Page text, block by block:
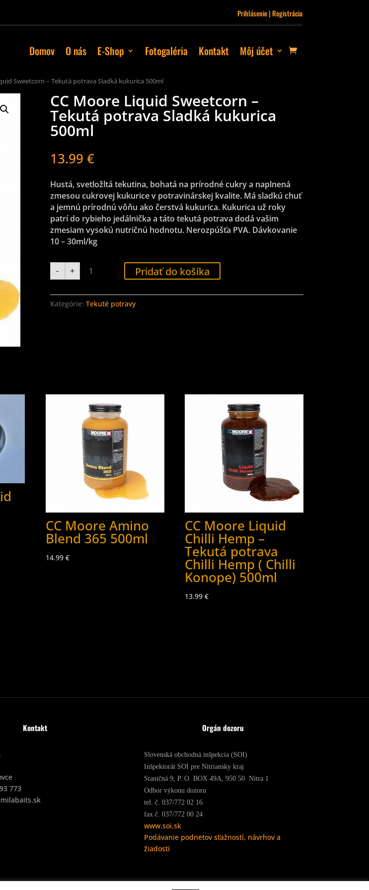
Prihlásenie | Registrácia
Domov O nás E-Shop Fotogaléria Kontakt Môj účet
Sweetcorn – Tekutá potrava Sladká kukurica 500ml
CC Moore Liquid Sweetcorn –
Tekutá potrava Sladká kukurica
500ml
13.99 €
Hustá, svetložltá tekutina, bohatá na prírodné cukry a naplnená
zmesou cukrovej kukurice v potravinárskej kvalite. Má sladkú chuť
a jemnú prírodnú vôňu ako čerstvá kukurica. Kukurica už roky
patrí do rybieho jedálnička a táto tekutá potrava dodá vašim
zmesiam vysokú nutričnú hodnotu. Nerozpúšťa PVA. Dávkovanie
10 – 30ml/kg
-
množstvo
Moore
Sweetcorn
Tekutá
+ Pridať do košíka
Kategórie: Tekuté potravy
CC Moore Amino
Blend 365 500ml
14.99 €
CC Moore Liquid
Chilli Hemp –
Tekutá potrava
Chilli Hemp ( Chilli
Konope) 500ml
13.99 €
Kontakt
773
Orgán dozoru
Slovenská obchodná inšpekcia (SOI)
Inšpektorát SOI pre Nitriansky kraj
Staničná 9, P. O. BOX 49A, 950 50 Nitra 1
Odbor výkonu dozoru
tel. č. 037/772 02 16
fax č. 037/772 00 24
www.soi.sk
Podávanie podnetov sťažností, návrhov a
žiadosti